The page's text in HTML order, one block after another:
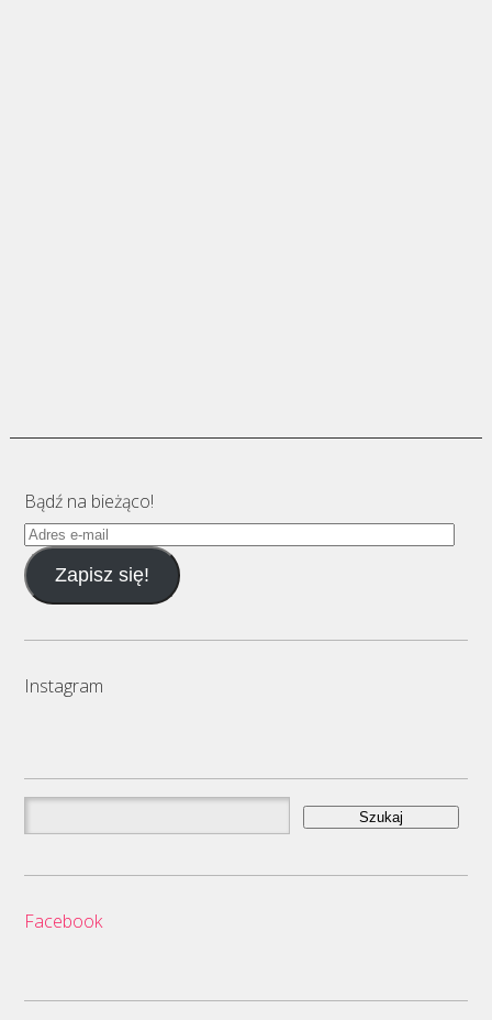
Bądź na bieżąco!
Adres
e-
mailZapisz się!
Instagram
Szukaj:
Facebook